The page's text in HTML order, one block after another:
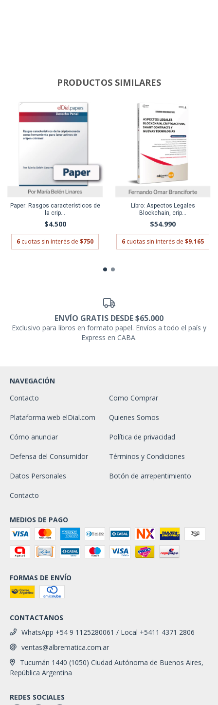
PRODUCTOS SIMILARES
Paper: Rasgos característicos de
la crip...
$4.500
6 cuotas sin interés de$750
Libro: Aspectos Legales
Blockchain, crip...
$54.990
6 cuotas sin interés de$9.165
ENVÍO GRATIS DESDE $65.000
Exclusivo para libros en formato papel. Envíos a todo el país y
Express en CABA.
NAVEGACIÓN
Contacto
Como Comprar
Plataforma web elDial.com Quienes Somos
Cómo anunciar Política de privacidad
Defensa del Consumidor Términos y Condiciones
Datos Personales Botón de arrepentimiento
Contacto
MEDIOS DE PAGO
FORMAS DE ENVÍO
CONTACTANOS
WhatsApp +54 9 1125280061 / Local +5411 4371 2806
ventas@albrematica.com.ar
Tucumán 1440 (1050) Ciudad Autónoma de Buenos Aires,
República Argentina
REDES SOCIALES